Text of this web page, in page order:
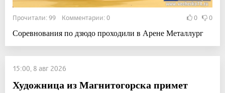
Прочитали: 99 Комментарии: 0 0 0
Соревнования по дзюдо проходили в Арене Металлург
15:00, 8 авг 2026
Художница из Магнитогорска примет